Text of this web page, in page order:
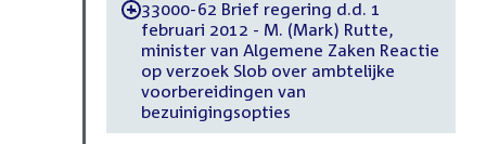
-33000-62 Brief regering d.d. 1
februari 2012 - M. (Mark) Rutte,
minister van Algemene Zaken Reactie
op verzoek Slob over ambtelijke
voorbereidingen van
bezuinigingsopties